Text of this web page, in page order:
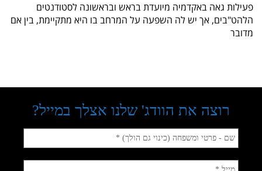
פעילות גאה באקדמיה מיועדת בראש ובראשונה לסטודנטים
הלהט"בים, אך יש לה השפעה על המרחב בו היא מתקיימת, בין אם
מדובר